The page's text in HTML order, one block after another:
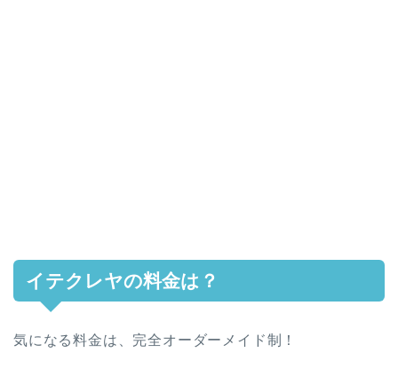
イテクレヤの料金は？
気になる料金は、完全オーダーメイド制！